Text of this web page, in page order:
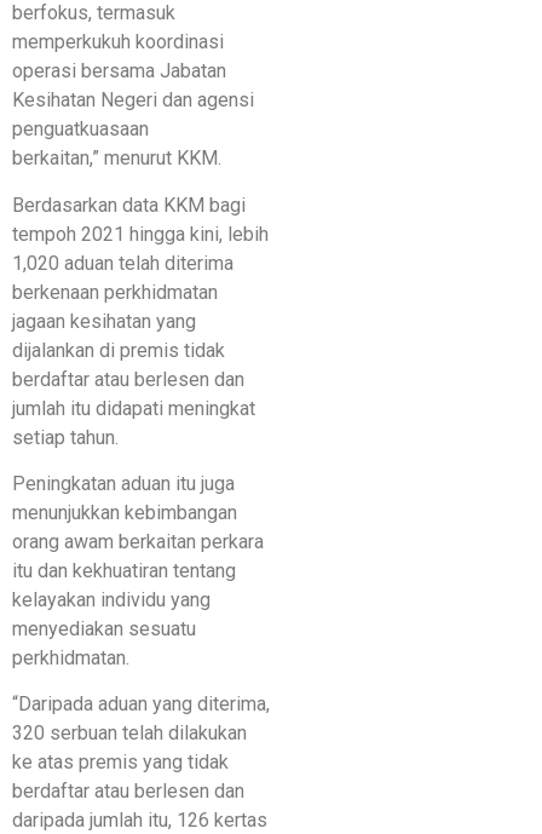
berfokus, termasuk
memperkukuh koordinasi
operasi bersama Jabatan
Kesihatan Negeri dan agensi
penguatkuasaan
berkaitan,” menurut KKM.
Berdasarkan data KKM bagi
tempoh 2021 hingga kini, lebih
1,020 aduan telah diterima
berkenaan perkhidmatan
jagaan kesihatan yang
dijalankan di premis tidak
berdaftar atau berlesen dan
jumlah itu didapati meningkat
setiap tahun.
Peningkatan aduan itu juga
menunjukkan kebimbangan
orang awam berkaitan perkara
itu dan kekhuatiran tentang
kelayakan individu yang
menyediakan sesuatu
perkhidmatan.
“Daripada aduan yang diterima,
320 serbuan telah dilakukan
ke atas premis yang tidak
berdaftar atau berlesen dan
daripada jumlah itu, 126 kertas